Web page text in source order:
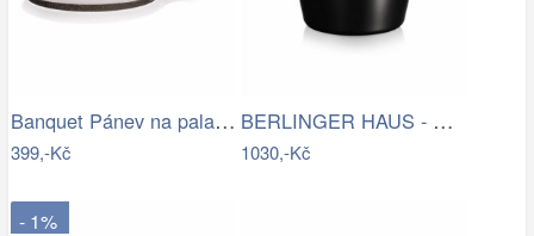
Banquet Pánev na palačinky s…
399,-Kč
BERLINGER HAUS - Hrnec + poklice 20cm…
1030,-Kč
- 1%